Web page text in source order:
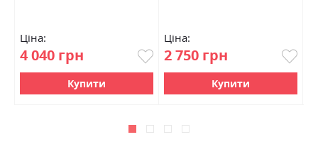
Ціна:
4 040 грн
Купити
Ціна:
2 750 грн
Купити